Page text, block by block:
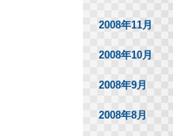
2008年11月
2008年10月
2008年9月
2008年8月